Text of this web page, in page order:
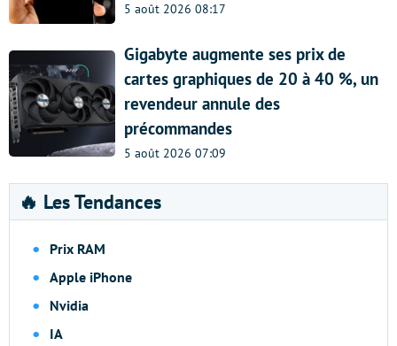
5 août 2026 08:17
Gigabyte augmente ses prix de
cartes graphiques de 20 à 40 %, un
revendeur annule des
précommandes
5 août 2026 07:09
🔥 Les Tendances
Prix RAM
Apple iPhone
Nvidia
IA